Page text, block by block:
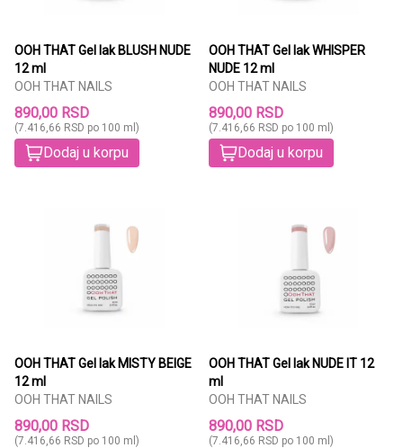
OOH THAT Gel lak BLUSH NUDE
12 ml
OOH THAT NAILS
890,00 RSD
(7.416,66 RSD po 100 ml)
Dodaj u korpu
OOH THAT Gel lak WHISPER
NUDE 12 ml
OOH THAT NAILS
890,00 RSD
(7.416,66 RSD po 100 ml)
Dodaj u korpu
OOH THAT Gel lak MISTY BEIGE
12 ml
OOH THAT NAILS
890,00 RSD
(7.416,66 RSD po 100 ml)
OOH THAT Gel lak NUDE IT 12
ml
OOH THAT NAILS
890,00 RSD
(7.416,66 RSD po 100 ml)